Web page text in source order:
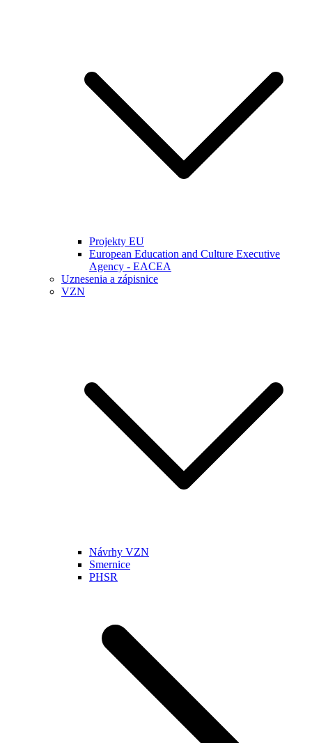
Projekty EU
European Education and Culture Executive
Agency - EACEA
Uznesenia a zápisnice
VZN
Návrhy VZN
Smernice
PHSR